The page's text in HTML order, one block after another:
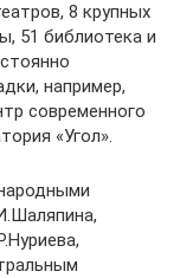
8 крупных
51 библиотека и
например,
современного
«Угол».